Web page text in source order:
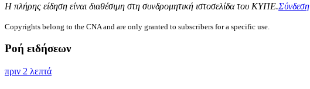
Η πλήρης είδηση είναι διαθέσιμη στη συνδρομητική ιστοσελίδα του ΚΥΠΕ.Σύνδεση
Copyrights belong to the CNA and are only granted to subscribers for a specific use.
Ροή ειδήσεων
πριν 2 λεπτά